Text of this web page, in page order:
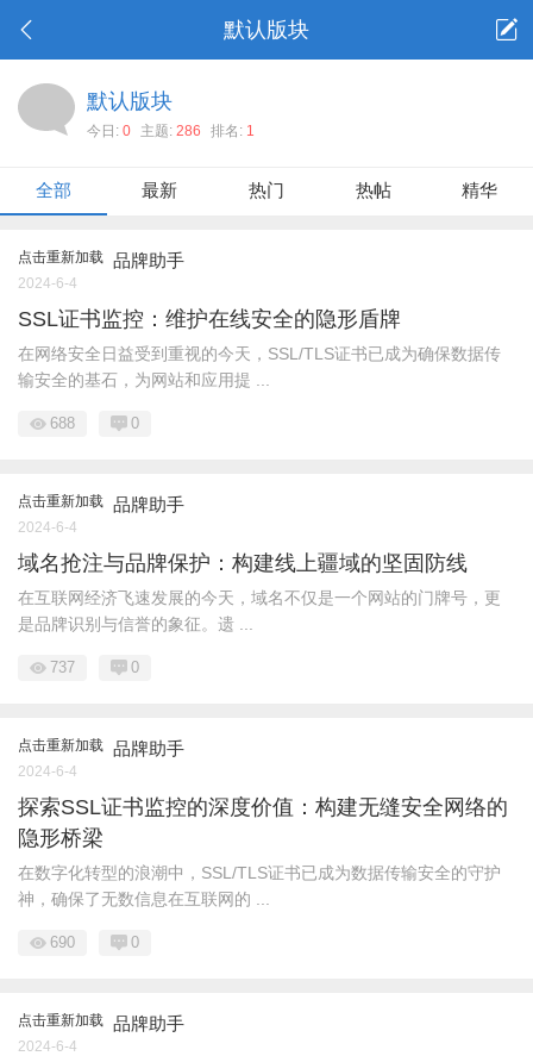
默认版块
默认版块
今日: 0 主题: 286 排名: 1
全部 最新 热门 热帖 精华
点击重新加载 品牌助手
2024-6-4
SSL证书监控：维护在线安全的隐形盾牌
在网络安全日益受到重视的今天，SSL/TLS证书已成为确保数据传
输安全的基石，为网站和应用提 ...
688 0
点击重新加载 品牌助手
2024-6-4
域名抢注与品牌保护：构建线上疆域的坚固防线
在互联网经济飞速发展的今天，域名不仅是一个网站的门牌号，更
是品牌识别与信誉的象征。遗 ...
737 0
点击重新加载 品牌助手
2024-6-4
探索SSL证书监控的深度价值：构建无缝安全网络的
隐形桥梁
在数字化转型的浪潮中，SSL/TLS证书已成为数据传输安全的守护
神，确保了无数信息在互联网的 ...
690 0
点击重新加载 品牌助手
2024-6-4